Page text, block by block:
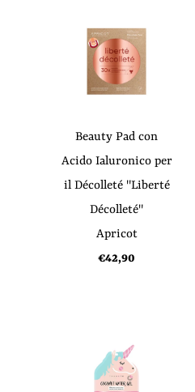
Beauty Pad con
Acido Ialuronico per
il Décolleté "Liberté
Décolleté"
Apricot
€42,90